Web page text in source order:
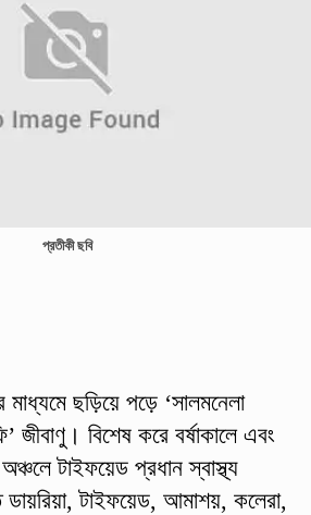
প্রতীকী ছবি
মাধ্যমে ছড়িয়ে পড়ে ‘সালমনেলা
জীবাণু। বিশেষ করে বর্ষাকালে এবং
টাইফয়েড প্রধান স্বাস্থ্য
টাইফয়েড, আমাশয়, কলেরা,